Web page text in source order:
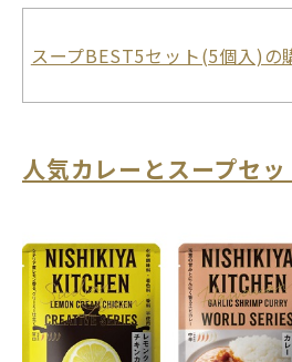
スープBEST5セット(5個入)の
人気カレーとスープセ